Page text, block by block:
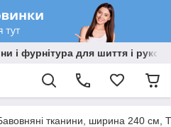
і фурнітура для шиття і
тканини, ширина 240 см,